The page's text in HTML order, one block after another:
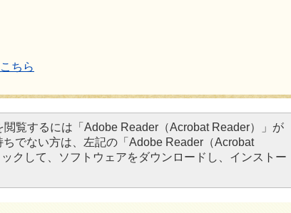
ちら
閲覧するには「Adobe Reader（Acrobat Reader）」が
ちでない方は、左記の「Adobe Reader（Acrobat
クして、ソフトウェアをダウンロードし、インストー